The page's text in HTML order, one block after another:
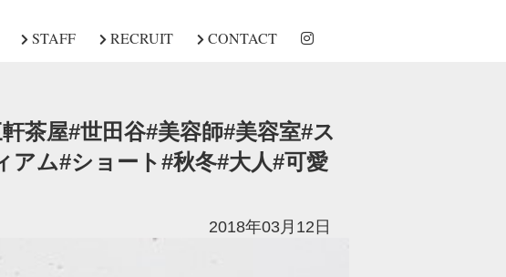
STAFF RECRUIT CONTACT
茶屋#世田谷#美容師#美容室#ス
アム#ショート#秋冬#大人#可愛
2018年03月12日